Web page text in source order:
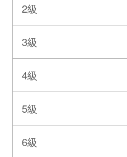
2級
3級
4級
5級
6級